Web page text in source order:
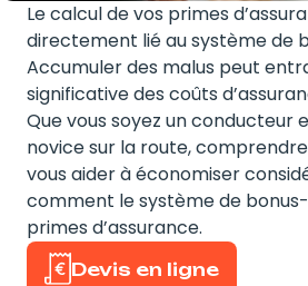
Le calcul de vos primes
directement lié au système de
Accumuler des malus peut
significative des coûts
Que vous soyez un conducteur
novice sur la route,
vous aider à économiser
comment le système de
primes d’assurance.
Devis en ligne